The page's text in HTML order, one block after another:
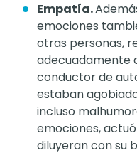
Empatía.
emociones
otras personas,
adecuadamente
conductor de
estaban
incluso
emociones,
diluyeran con su